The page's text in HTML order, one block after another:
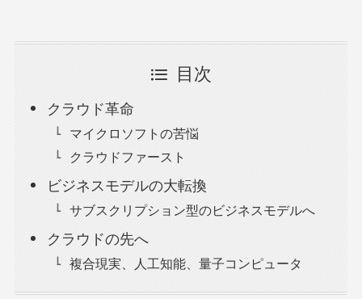
目次
クラウド革命
マイクロソフトの苦悩
クラウドファースト
ビジネスモデルの大転換
サブスクリプション型のビジネスモデルへ
クラウドの先へ
複合現実、人工知能、量子コンピュータ